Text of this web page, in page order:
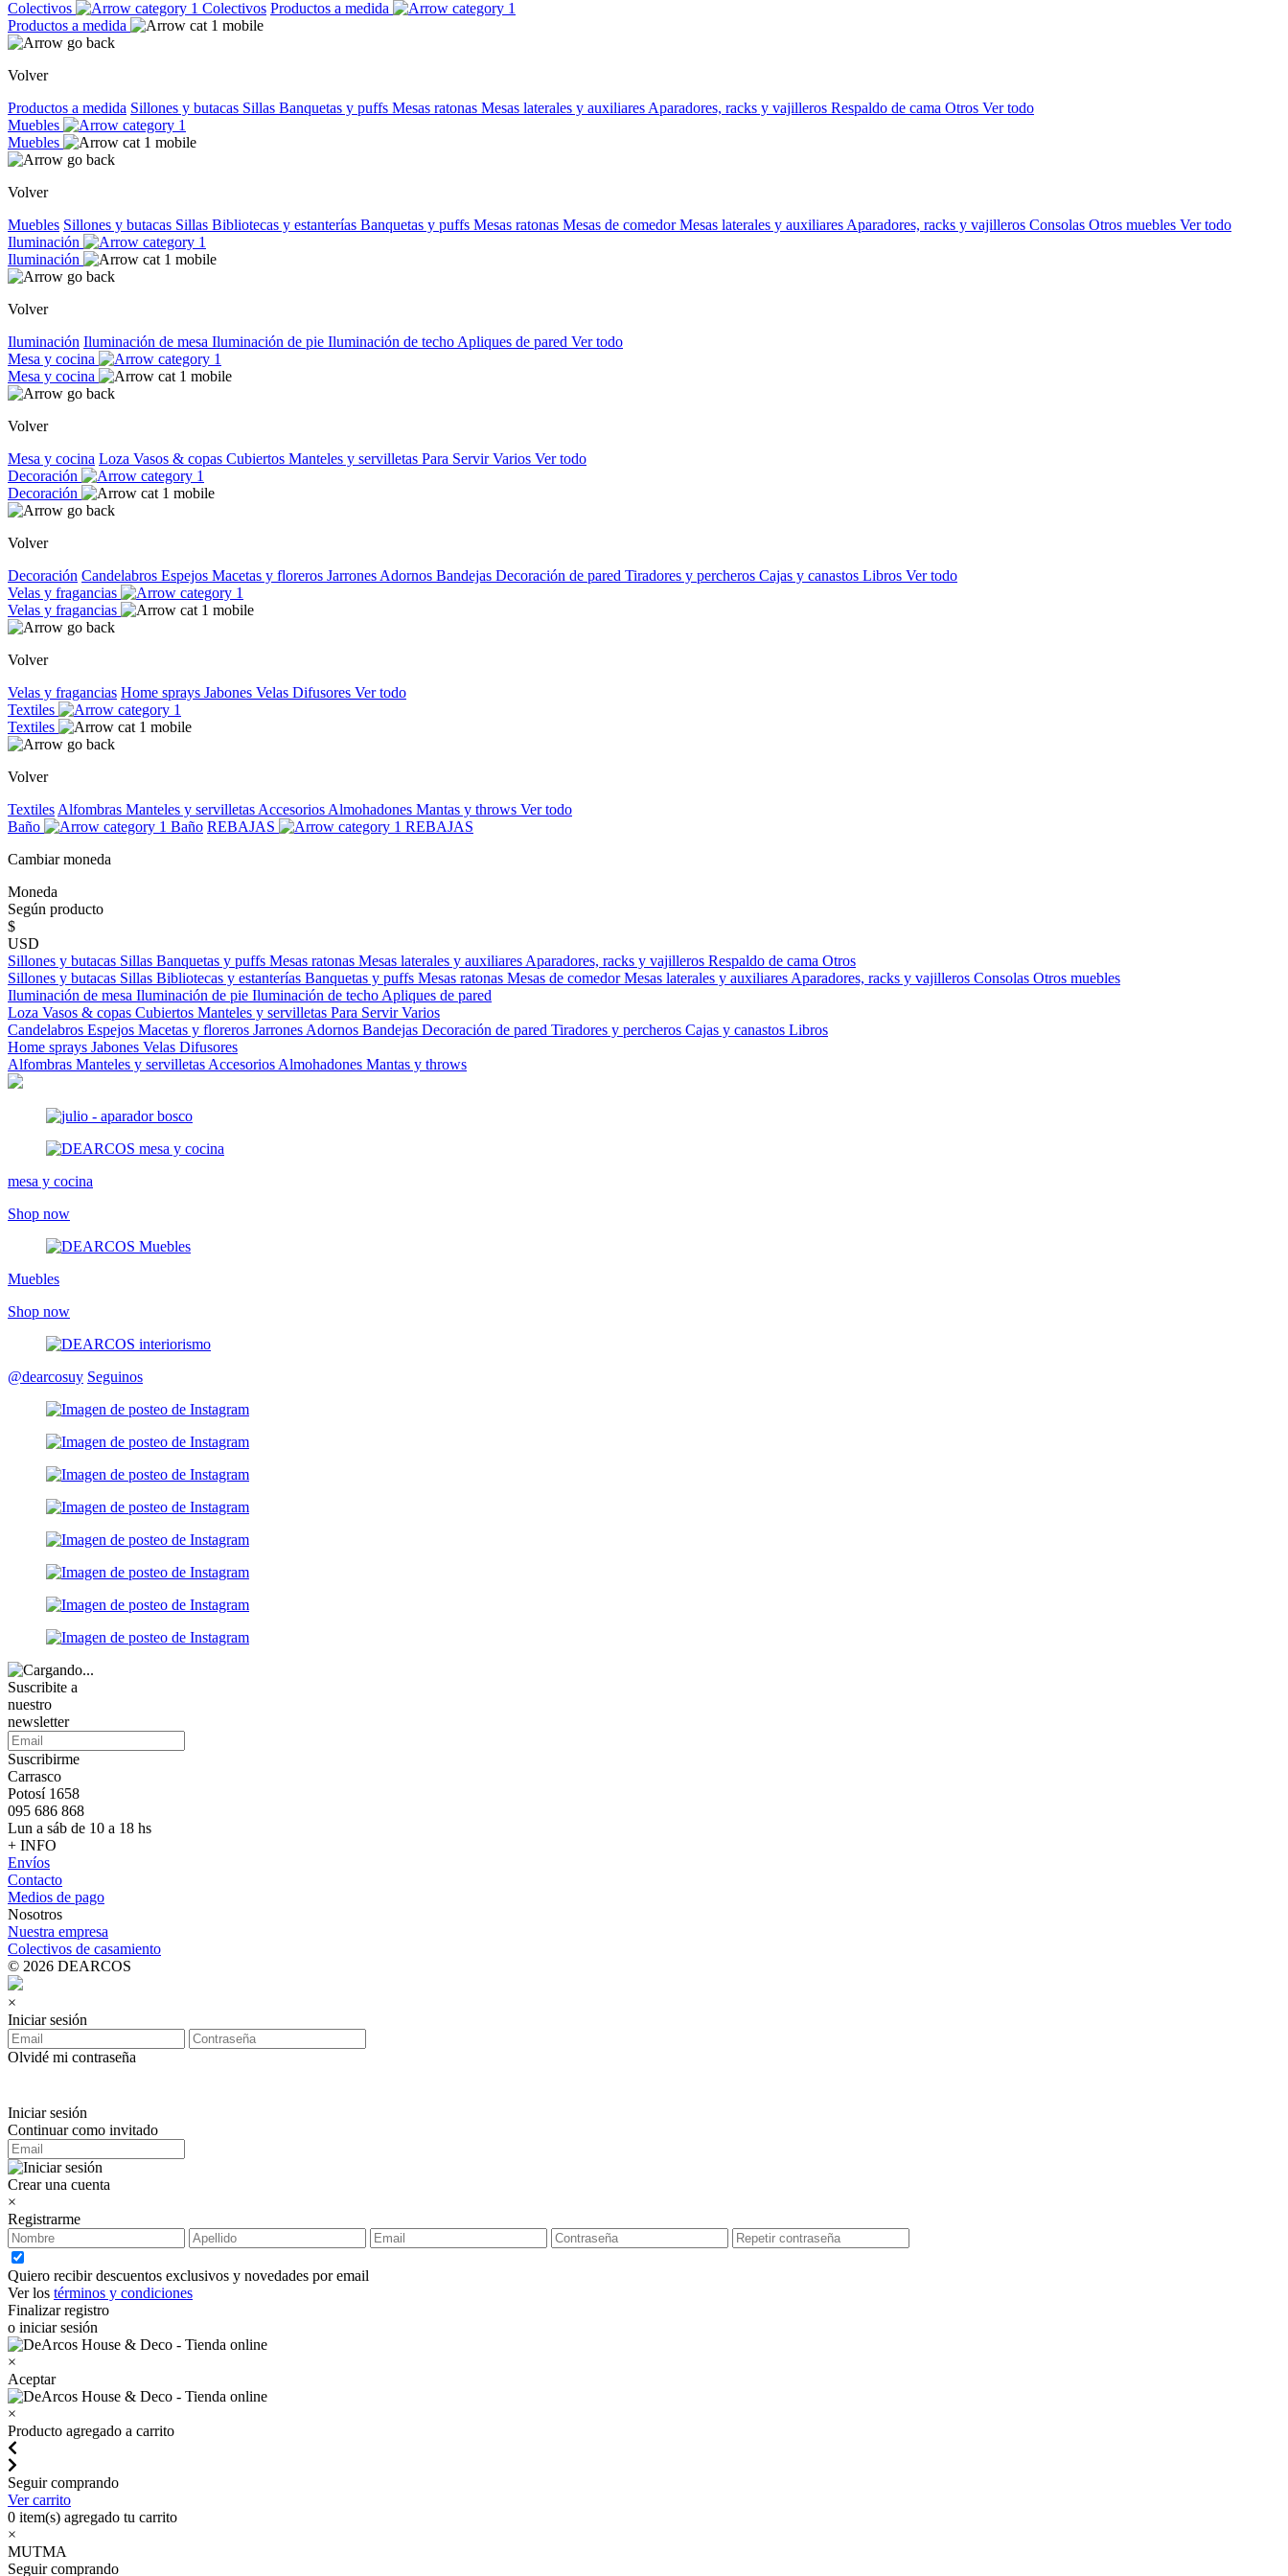
Colectivos Colectivos Productos a medida
Productos a medida
Volver
Productos a medida Sillones y butacas Sillas Banquetas y puffs Mesas ratonas Mesas laterales y auxiliares Aparadores, racks y vajilleros Respaldo de cama Otros Ver todo
Muebles
Muebles
Volver
Muebles Sillones y butacas Sillas Bibliotecas y estanterías Banquetas y puffs Mesas ratonas Mesas de comedorMesas laterales y auxiliares Aparadores, racks y vajilleros Consolas Otros muebles Ver todo
Iluminación
Iluminación
Volver
Iluminación Iluminación de mesa Iluminación de pie Iluminación de techo Apliques de pared Ver todo
Mesa y cocina
Mesa y cocina
Volver
Mesa y cocina Loza Vasos & copas Cubiertos Manteles y servilletas Para ServirVarios Ver todo
Decoración
Decoración
Volver
Decoración Candelabros Espejos Macetas y floreros Jarrones Adornos Bandejas Decoración de pared Tiradores y percheros Cajas y canastos Libros Ver todo
Velas y fragancias
Velas y fragancias
Volver
Velas y fragancias Home sprays Jabones Velas Difusores Ver todo
Textiles
Textiles
Volver
Textiles Alfombras Manteles y servilletas Accesorios Almohadones Mantas y throws Ver todo
Baño
Baño REBAJAS
REBAJAS
Cambiar moneda
Moneda
Según producto
$
USD
Sillones y butacas Sillas Banquetas y puffs Mesas ratonas Mesas laterales y auxiliares Aparadores, racks y vajilleros Respaldo de cama Otros
Sillones y butacas Sillas Bibliotecas y estanterías Banquetas y puffs Mesas ratonas Mesas de comedorMesas laterales y auxiliares Aparadores, racks y vajilleros Consolas Otros muebles
Iluminación de mesa Iluminación de pie Iluminación de techo Apliques de pared
Loza Vasos & copas Cubiertos Manteles y servilletas Para ServirVarios
Candelabros Espejos Macetas y floreros Jarrones Adornos Bandejas Decoración de pared Tiradores y percheros Cajas y canastos Libros
Home sprays Jabones Velas Difusores
Alfombras Manteles y servilletas Accesorios Almohadones Mantas y throws
mesa y cocina
Shop now
Muebles
Shop now
@dearcosuy Seguinos
Suscribite a
nuestro
newsletter
Suscribirme
Carrasco
Potosí 1658
095 686 868
Lun a sáb de 10 a 18 hs
+ INFO
Envíos
Contacto
Medios de pago
Nosotros
Nuestra empresa
Colectivos de casamiento
© 2026 DEARCOS
×
Iniciar sesión
Olvidé mi contraseña
Iniciar sesión
Continuar como invitado
Crear una cuenta
×
Registrarme
Quiero recibir descuentos exclusivos y novedades por email
Ver los términos y condiciones
Finalizar registro
o iniciar sesión
×
Aceptar
×
Producto agregado a carrito
Seguir comprando
Ver carrito
0 item(s) agregado tu carrito
×
MUTMA
Seguir comprando